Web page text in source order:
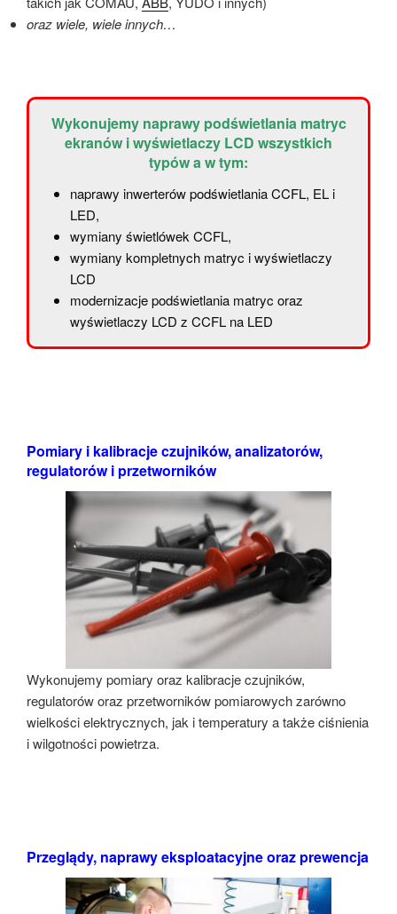
oraz wiele, wiele innych…
Wykonujemy naprawy podświetlania matryc
ekranów i wyświetlaczy LCD wszystkich
typów a w tym:
naprawy inwerterów podświetlania CCFL, EL i
LED,
wymiany świetlówek CCFL,
wymiany kompletnych matryc i wyświetlaczy
LCD
modernizacje podświetlania matryc oraz
wyświetlaczy LCD z CCFL na LED
Pomiary i kalibracje czujników, analizatorów,
regulatorów i przetworników
Wykonujemy pomiary oraz kalibracje czujników,
regulatorów oraz przetworników pomiarowych zarówno
wielkości elektrycznych, jak i temperatury a także ciśnienia
i wilgotności powietrza.
Przeglądy, naprawy eksploatacyjne oraz prewencja